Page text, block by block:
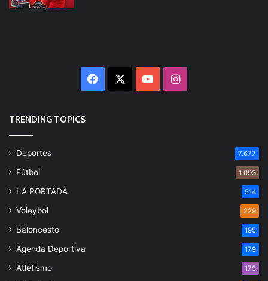
Facebook YouTubeInstagram
TRENDING TOPICS
Deportes 7.677
Fútbol 1.093
LA PORTADA 514
Voleybol 229
Baloncesto 195
Agenda Deportiva 179
Atletismo 175